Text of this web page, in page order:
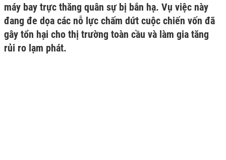
máy bay trực thăng quân sự bị bắn hạ. Vụ việc này
đang đe dọa các nỗ lực chấm dứt cuộc chiến vốn đã
gây tổn hại cho thị trường toàn cầu và làm gia tăng
rủi ro lạm phát.